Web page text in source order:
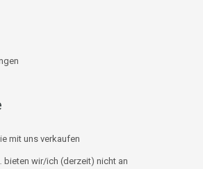
mit uns verkaufen
wir/ich (derzeit) nicht an